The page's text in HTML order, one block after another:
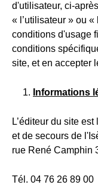
d'utilisateur, ci-
« l’utilisateur » ou
conditions d'usage
conditions
site, et en accepter
Informations
L’éditeur du site
et de secours de
rue René Camphin
Tél. 04 76 26 89 00